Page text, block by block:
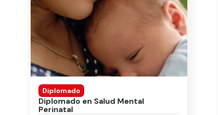
Diplomado
Diplomado en Salud Mental
Perinatal